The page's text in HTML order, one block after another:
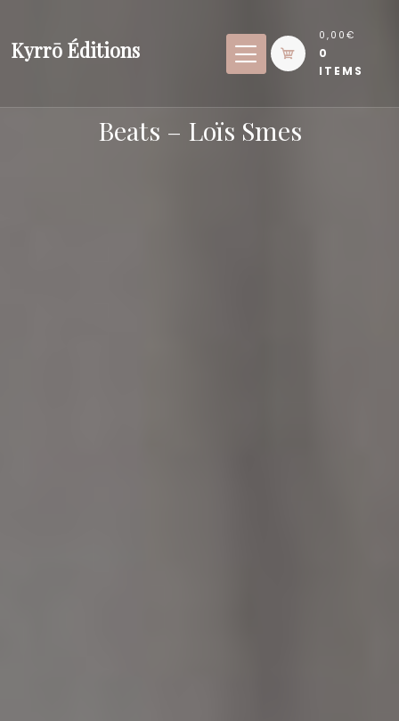
content
Kyrrō Éditions
0,00€
0
ITEMS
Beats – Loïs Smes